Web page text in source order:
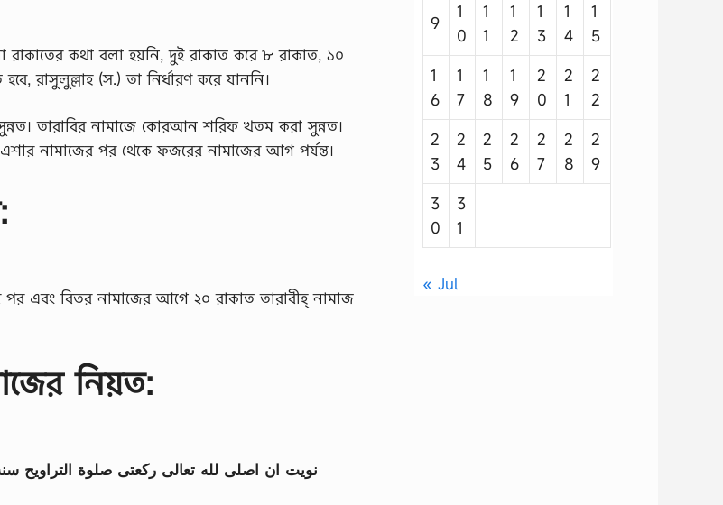
রাকাতের কথা বলা হয়নি, দুই রাকাত করে ৮ রাকাত, ১০
রাসুলুল্লাহ (স.) তা নির্ধারণ করে যাননি।
তারাবির নামাজে কোরআন শরিফ খতম করা সুন্নত।
নামাজের পর থেকে ফজরের নামাজের আগ পর্যন্ত।
এবং বিতর নামাজের আগে ২০ রাকাত তারাবীহ্ নামাজ
নিয়ত:
نويت ان اصلى لله تعالى ركعتى صلوة التراويح
9
1
0
1
1
1
2
1
3
1
4
1
5
1
6
1
7
1
8
1
9
2
0
2
1
2
2
2
3
2
4
2
5
2
6
2
7
2
8
2
9
3
0
3
1
« Jul